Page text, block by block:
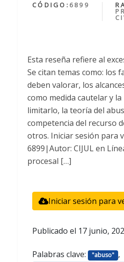
CÓDIGO: 6899
Esta reseña refiere al
Se citan temas como: los
deben valorar, los
como medida cautelar y
limitarlo, la teoría del
competencia del recurso
otros. Iniciar sesión para
6899|Autor: CIJUL en
procesal […]
Iniciar sesión para
Publicado el 17 junio,
Palabras clave: "abuso" ,